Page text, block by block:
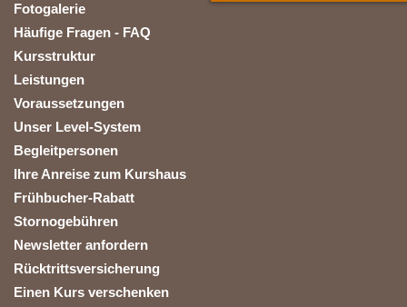
Fotogalerie
Häufige Fragen - FAQ
Kursstruktur
Leistungen
Voraussetzungen
Unser Level-System
Begleitpersonen
Ihre Anreise zum Kurshaus
Frühbucher-Rabatt
Stornogebühren
Newsletter anfordern
Rücktrittsversicherung
Einen Kurs verschenken